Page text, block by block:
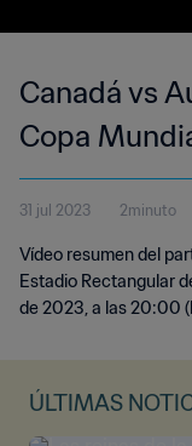
Canadá vs
Copa
Australia &
Highlights
31 jul 2023 2minuto
Vídeo resumen del
Estadio Rectangular
de 2023, a las 20:00
ÚLTIMAS
UNDIAL